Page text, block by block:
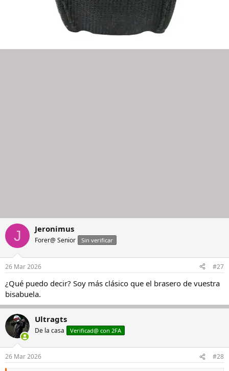
J Jeronimus
Forer@ Senior Sin verificar
26 Mar 2026 #27
¿Qué puedo decir? Soy más clásico que el brasero de vuestra
bisabuela.
Ultragts
De la casa Verificad@ con 2FA
26 Mar 2026 #28